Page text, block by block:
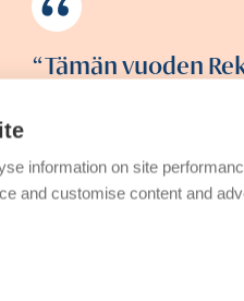
Tämän vuoden
ystävälliset ja
tapahtumasta
information on site
and customise content and